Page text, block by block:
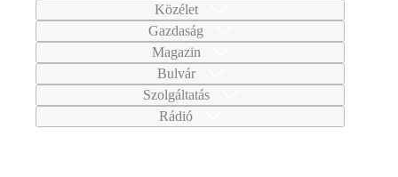
Közélet
Gazdaság
Magazin
Bulvár
Szolgáltatás
Rádió